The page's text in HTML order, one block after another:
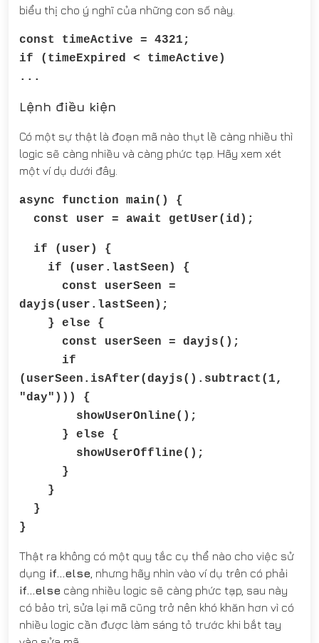
biểu thị cho ý nghĩ của những con số này.
const timeActive = 4321;
if (timeExpired < timeActive)
...
Lệnh điều kiện
Có một sự thật là đoạn mã nào thụt lề càng nhiều thì
logic sẽ càng nhiều và càng phức tạp. Hãy xem xét
một ví dụ dưới đây.
async function main() {
const user = await getUser(id);
if (user) {
if (user.lastSeen) {
const userSeen =
dayjs(user.lastSeen);
} else {
const userSeen = dayjs();
if
(userSeen.isAfter(dayjs().subtract(1,
"day"))) {
showUserOnline();
} else {
showUserOffline();
}
}
}
}
Thật ra không có một quy tắc cụ thể nào cho việc sử
dụng if...else , nhưng hãy nhìn vào ví dụ trên có phải
if...else càng nhiều logic sẽ càng phức tạp, sau này
có bảo trì, sửa lại mã cũng trở nên khó khăn hơn vì có
nhiều logic cần được làm sáng tỏ trước khi bắt tay